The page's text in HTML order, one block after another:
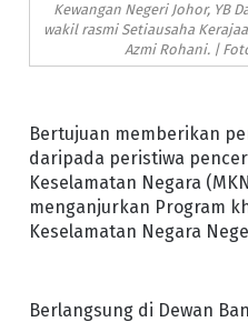
Kewangan Negeri Johor, YB
wakil rasmi Setiausaha
Azmi Rohani. |
Bertujuan memberikan
daripada peristiwa
Keselamatan Negara
menganjurkan Program
Keselamatan Negara
Berlangsung di Dewan